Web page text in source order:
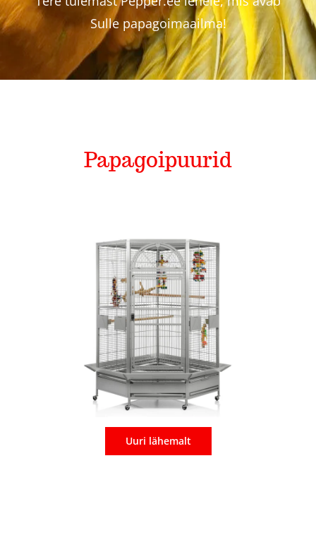
Pakkumised
Sulle papagoimaailma!
Papagoipuurid
Uuri lähemalt